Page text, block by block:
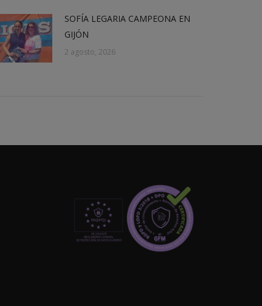
SOFÍA LEGARIA CAMPEONA EN
GIJÓN
2 agosto, 2026